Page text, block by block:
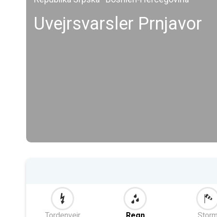
Uvejrsvarsler Prnjavor